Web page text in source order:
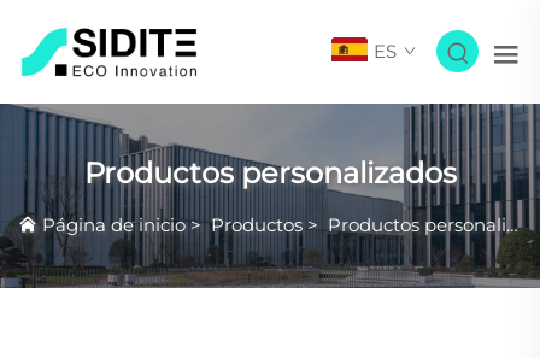
ES
Productos personalizados
Página de inicio>Productos >Productos personalizados